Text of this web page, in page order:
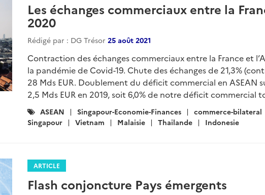
Les échanges commerciaux entre la
2020
Rédigé par : DG Trésor 25 août 2021
Contraction des échanges commerciaux entre la France et
la pandémie de Covid-19. Chute des échanges de 21,3%
28 Mds EUR. Doublement du déficit commercial en ASEAN
2,5 Mds EUR en 2019, soit 6,0% de notre déficit commercial
Catégories
:
ASEAN Singapour-Economie-Finances commerce-bilateral
Singapour
Vietnam Malaisie Thailande Indonesie
ARTICLE
Flash conjoncture Pays émergents